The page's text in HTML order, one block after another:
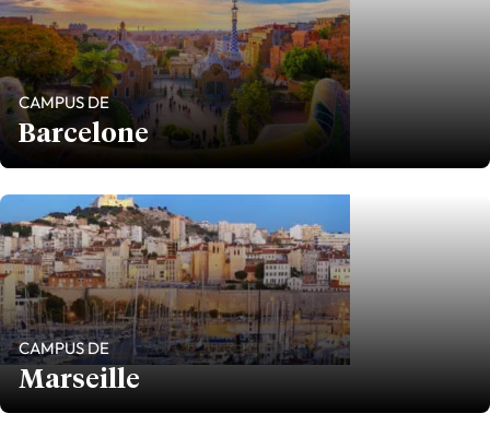
CAMPUS DE
Barcelone
CAMPUS DE
Marseille